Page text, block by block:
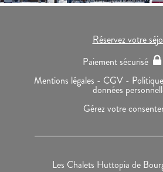
Réservez votre
Paiement sécurisé
Mentions légales - CGV -
données
Gérez votre
Les Chalets Huttopia de